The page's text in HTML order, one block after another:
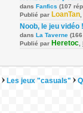
dans Fanfics (107
Publié par LoanTan
Noob, le jeu vidéo !
dans La Taverne
Publié par Heretoc
Les jeux "casuals"